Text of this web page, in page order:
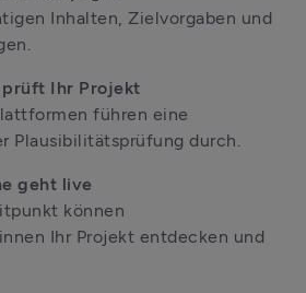
Inhalten, Zielvorgaben und
Ihr Projekt
führen eine
Plausibilitätsprüfung durch.
geht live
können
Ihr Projekt entdecken und